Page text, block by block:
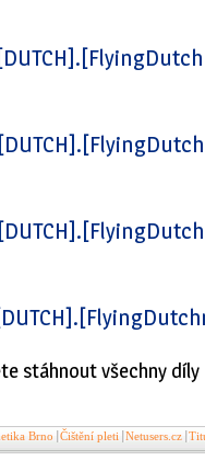
stáhnout všechny díly
Brno Čištění pleti Netusers.cz